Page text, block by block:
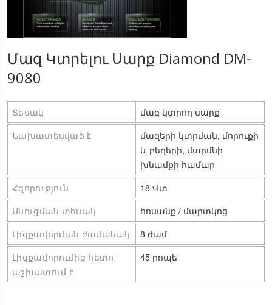
Մազ Կտրելու Սարք Diamond DM-
9080
Տեսակ
մազ կտրող սարք
Նախատեսված է
մազերի կտրման, մորուքի
և բեղերի, մարմնի
խնամքի համար
Հզորություն
18 Վտ
Սնուցման տեսակ
հոսանք / մարտկոց
Լիցքավորման ժամանակ
8 ժամ
Լիցքավորումից հետո
աշխատում է
45 րոպե